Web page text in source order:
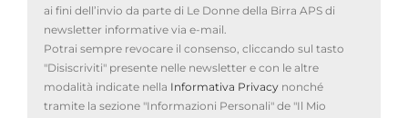
ai fini dell’invio da parte di Le Donne della Birra APS di
newsletter informative via e-mail.
Potrai sempre revocare il consenso, cliccando sul tasto
"Disiscriviti" presente nelle newsletter e con le altre
modalità indicate nella Informativa Privacynonché
tramite la sezione "Informazioni Personali" de "Il Mio